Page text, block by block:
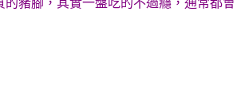
的豬腳，其實一盤吃的不過癮，通常都會